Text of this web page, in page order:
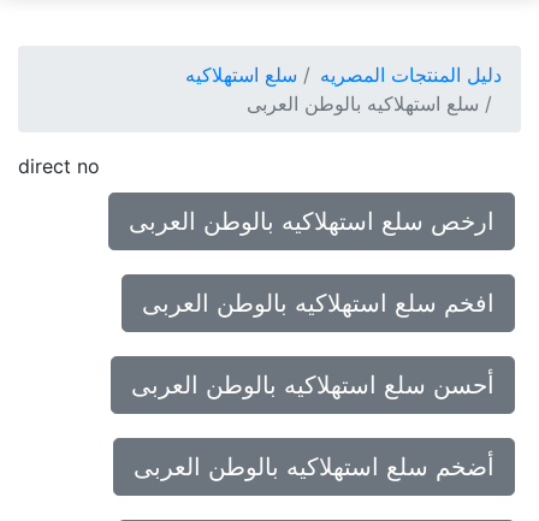
دليل المنتجات المصريه
سلع استهلاكيه
سلع استهلاكيه بالوطن العربى
direct no
ارخص سلع استهلاكيه بالوطن العربى
افخم سلع استهلاكيه بالوطن العربى
أحسن سلع استهلاكيه بالوطن العربى
أضخم سلع استهلاكيه بالوطن العربى